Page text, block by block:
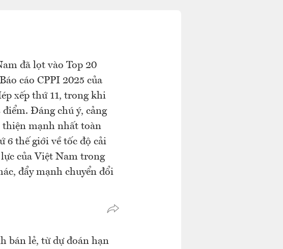
đã lọt vào Top 20
cáo CPPI 2025 của
xếp thứ 11, trong khi
điểm. Đáng chú ý, cảng
thiện mạnh nhất toàn
6 thế giới về tốc độ cải
của Việt Nam trong
đẩy mạnh chuyển đổi
bán lẻ, từ dự đoán hạn